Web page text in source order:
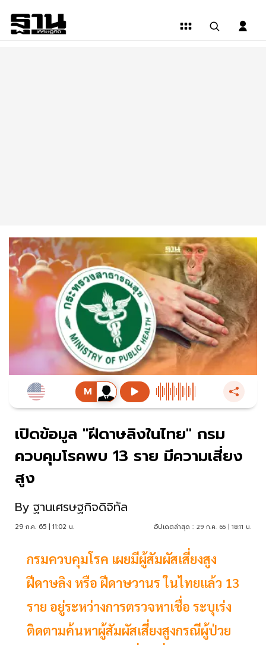
เปิดข้อมูล "ฝีดาษลิงในไทย" กรม
ควบคุมโรคพบ 13 ราย มีความเสี่ยง
สูง
By ฐานเศรษฐกิจดิจิทัล
29 ก.ค. 65 | 11:02 น. อัปเดตล่าสุด : 29 ก.ค. 65 | 18:11 น.
กรมควบคุมโรค เผยมีผู้สัมผัสเสี่ยงสูง
ฝีดาษลิง หรือ ฝีดาษวานร ในไทยแล้ว 13
ราย อยู่ระหว่างการตรวจหาเชื่อ ระบุเร่ง
ติดตามค้นหาผู้สัมผัสเสี่ยงสูงกรณีผู้ป่วย